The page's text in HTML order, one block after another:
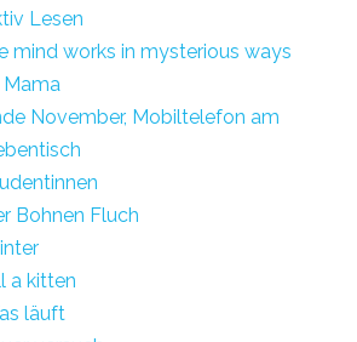
Lesen
mind works in mysterious ways
Mama
November, Mobiltelefon am
Bohnen Fluch
a kitten
läuft